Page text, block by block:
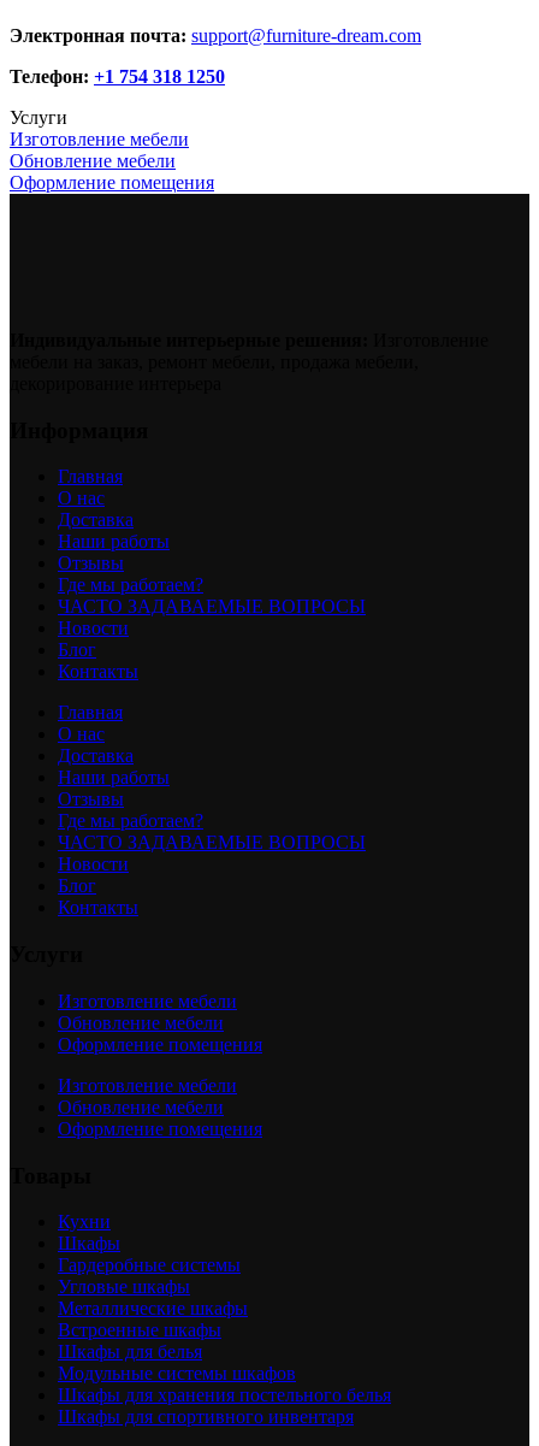
Электронная почта: support@furniture-dream.com
Телефон: +1 754 318 1250
Услуги
Изготовление мебели
Обновление мебели
Оформление помещения
Главная
О нас
Доставка
Наши работы
Отзывы
Где мы работаем?
ЧАСТО ЗАДАВАЕМЫЕ ВОПРОСЫ
Новости
Блог
Контакты
Главная
О нас
Доставка
Наши работы
Отзывы
Где мы работаем?
ЧАСТО ЗАДАВАЕМЫЕ ВОПРОСЫ
Новости
Блог
Контакты
Изготовление мебели
Обновление мебели
Оформление помещения
Изготовление мебели
Обновление мебели
Оформление помещения
Кухни
Шкафы
Гардеробные системы
Угловые шкафы
Металлические шкафы
Встроенные шкафы
Шкафы для белья
Модульные системы шкафов
Шкафы для хранения постельного белья
Шкафы для спортивного инвентаря